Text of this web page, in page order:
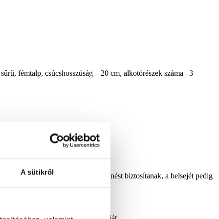
A sütikről
fémtalp, csúcshosszúság – 20 cm, alkotórészek száma –3
s Műfenyő gallyai sűrű megjelenést biztosítanak, a belsejét pedig
kívül hagyni.